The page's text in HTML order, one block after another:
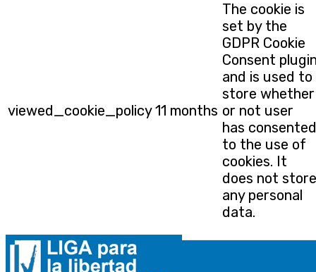
viewed_cookie_policy11 months
The cookie is
set by the
GDPR Cookie
Consent
and is used to
store whether
or not user
has consented
to the use of
cookies. It
does not store
any personal
data.
Funcional
Funcional